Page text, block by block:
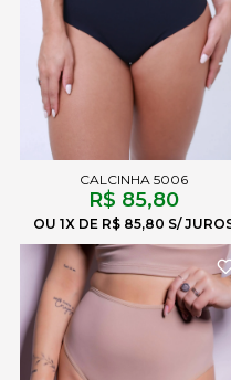
CALCINHA 5006
R$ 85,80
1X R$ 85,80